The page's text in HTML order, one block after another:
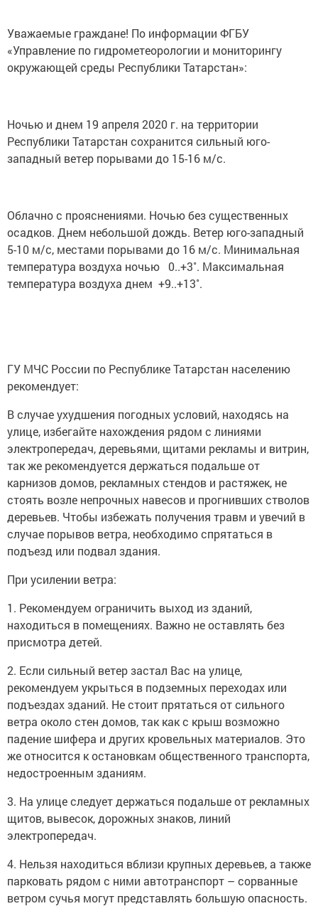
Уважаемые граждане! По информации ФГБУ
«Управление по гидрометеорологии и мониторингу
окружающей среды Республики Татарстан»:
Ночью и днем 19 апреля 2020 г. на территории
Республики Татарстан сохранится сильный юго-
западный ветер порывами до 15-16 м/с.
Облачно с прояснениями. Ночью без существенных
осадков. Днем небольшой дождь. Ветер юго-западный
5-10 м/c, местами порывами до 16 м/c. Минимальная
температура воздуха ночью 0..+3˚. Максимальная
температура воздуха днем +9..+13˚.
ГУ МЧС России по Республике Татарстан населению
рекомендует:
В случае ухудшения погодных условий, находясь на
улице, избегайте нахождения рядом с линиями
электропередач, деревьями, щитами рекламы и витрин,
так же рекомендуется держаться подальше от
карнизов домов, рекламных стендов и растяжек, не
стоять возле непрочных навесов и прогнивших стволов
деревьев. Чтобы избежать получения травм и увечий в
случае порывов ветра, необходимо спрятаться в
подъезд или подвал здания.
При усилении ветра:
1. Рекомендуем ограничить выход из зданий,
находиться в помещениях. Важно не оставлять без
присмотра детей.
2. Если сильный ветер застал Вас на улице,
рекомендуем укрыться в подземных переходах или
подъездах зданий. Не стоит прятаться от сильного
ветра около стен домов, так как с крыш возможно
падение шифера и других кровельных материалов. Это
же относится к остановкам общественного транспорта,
недостроенным зданиям.
3. На улице следует держаться подальше от рекламных
щитов, вывесок, дорожных знаков, линий
электропередач.
4. Нельзя находиться вблизи крупных деревьев, а также
парковать рядом с ними автотранспорт – сорванные
ветром сучья могут представлять большую опасность.